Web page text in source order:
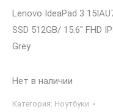
Lenovo IdeaPad 3
SSD 512GB/ 15.6″ FHD
Grey
Нет в наличии
Категория: Ноутбуки